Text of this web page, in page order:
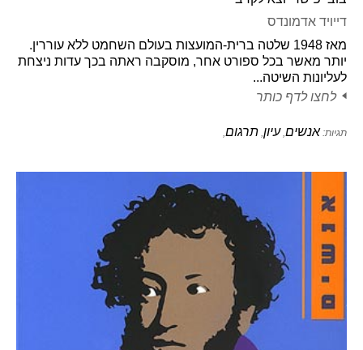
דייויד אדמונדס
מאז 1948 שלטה ברית-המועצות בעולם השחמט ללא עוררין.
יותר מאשר בכל ספורט אחר, מוסקבה ראתה בכך עדות ניצחת
לעליונות השיטה...
לחצו לדף כותר
תגיות:אנשים ,עיון תרגום